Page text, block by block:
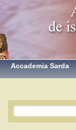
Accademia Sarda